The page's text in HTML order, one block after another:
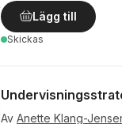
Lägg till
Skickas
Av Anette Klang-